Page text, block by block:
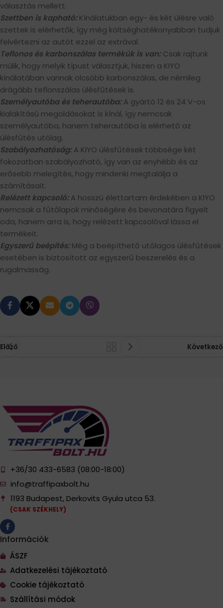
választás mellett.
Szettben is kapható:Kínálatukban egy- és két ülésre való
szettek is elérhetők, így még költséghatékonyabban tudjuk
felvértezni az autót ezzel az extrával.
Teflonos és karbonszálas termékük is van:Csak rajtunk
múlik, hogy melyik típust választjuk, hiszen a KIYO
kínálatában vannak olcsóbb karbonszálas, de némileg
drágább teflonszálas ülésfűtések is.
Személyautóba és teherautóba:A gyártó 12 és 24 V-os
kialakítású megoldásokat is kínál, így nemcsak
személyautóba, hanem teherautóba is elérhető az
ülésfűtés utólag.
Szabályozhatóság:A KIYO ülésfűtések többsége két
fokozatban szabályozható, így van az enyhébb és az
erősebb melegítés, hogy mindenki megtalálja a
számításait.
Relézett kapcsoló:A hosszú élettartam érdekében a KIYO
nemcsak a fűtőlapok minőségére és bevonatára figyelt
oda, hanem arra is, hogy relézett kapcsolóval lássa el
termékeit.
Egyszerű beépítés:Még a beépíthető utólagos ülésfűtések
esetében is biztosított az egyszerű beszerelés és a
rugalmasság.
Előző Következő
+36/30 433-6583 (08:00-18:00)
info@traffipaxbolt.hu
1193 Budapest, Derkovits Gyula utca 53.
(CSAK SZÉKHELY)
Információk
ÁSZF
Adatkezelési tájékoztató
Cookie tájékoztató
Szállítási módok